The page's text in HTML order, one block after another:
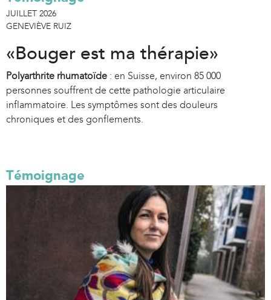
JUILLET 2026
GENEVIÈVE RUIZ
«Bouger est ma thérapie»
Polyarthrite rhumatoïde : en Suisse, environ 85 000
personnes souffrent de cette pathologie articulaire
inflammatoire. Les symptômes sont des douleurs
chroniques et des gonflements.
Témoignage